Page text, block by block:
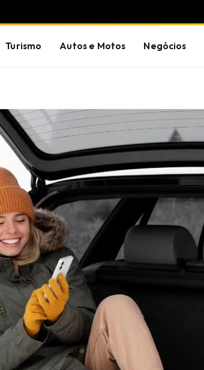
Turismo Autos e Motos Negócios